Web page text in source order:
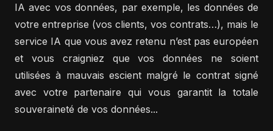
IA avec vos données, par exemple, les données de
votre entreprise (vos clients, vos contrats…), mais le
service IA que vous avez retenu n’est pas européen
et vous craigniez que vos données ne soient
utilisées à mauvais escient malgré le contrat signé
avec votre partenaire qui vous garantit la totale
souveraineté de vos données...